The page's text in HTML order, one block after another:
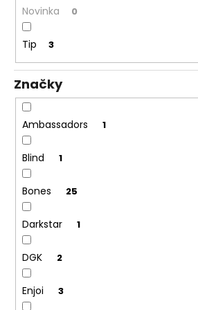
vNovinka 0
Tip 3
Značky
Ambassadors 1
Blind 1
Bones 25
Darkstar 1
DGK 2
Enjoi 3
a
m
INDEPENDENT
ŠRÓBY
€3,50